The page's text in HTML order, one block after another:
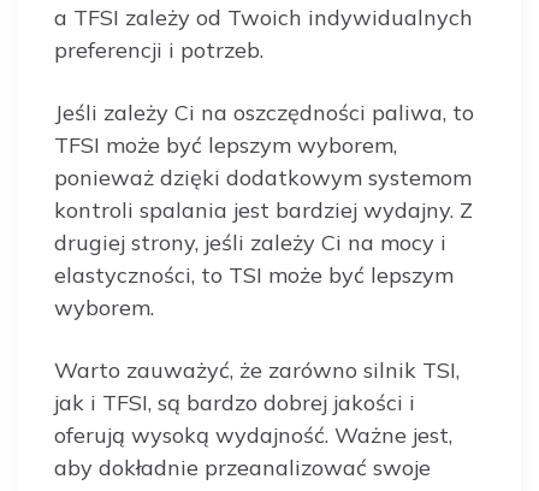
a TFSI zależy od Twoich indywidualnych
preferencji i potrzeb.
Jeśli zależy Ci na oszczędności paliwa, to
TFSI może być lepszym wyborem,
ponieważ dzięki dodatkowym systemom
kontroli spalania jest bardziej wydajny. Z
drugiej strony, jeśli zależy Ci na mocy i
elastyczności, to TSI może być lepszym
wyborem.
Warto zauważyć, że zarówno silnik TSI,
jak i TFSI, są bardzo dobrej jakości i
oferują wysoką wydajność. Ważne jest,
aby dokładnie przeanalizować swoje